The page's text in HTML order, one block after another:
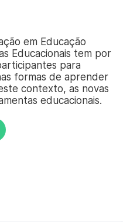
em Educação
Educacionais tem por
para
formas de aprender
contexto, as novas
educacionais.